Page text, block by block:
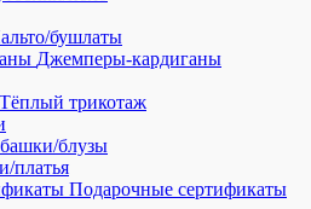
бушлаты
Джемперы-кардиганы
Тёплый трикотаж
блузы
платья
Подарочные сертификаты
XL